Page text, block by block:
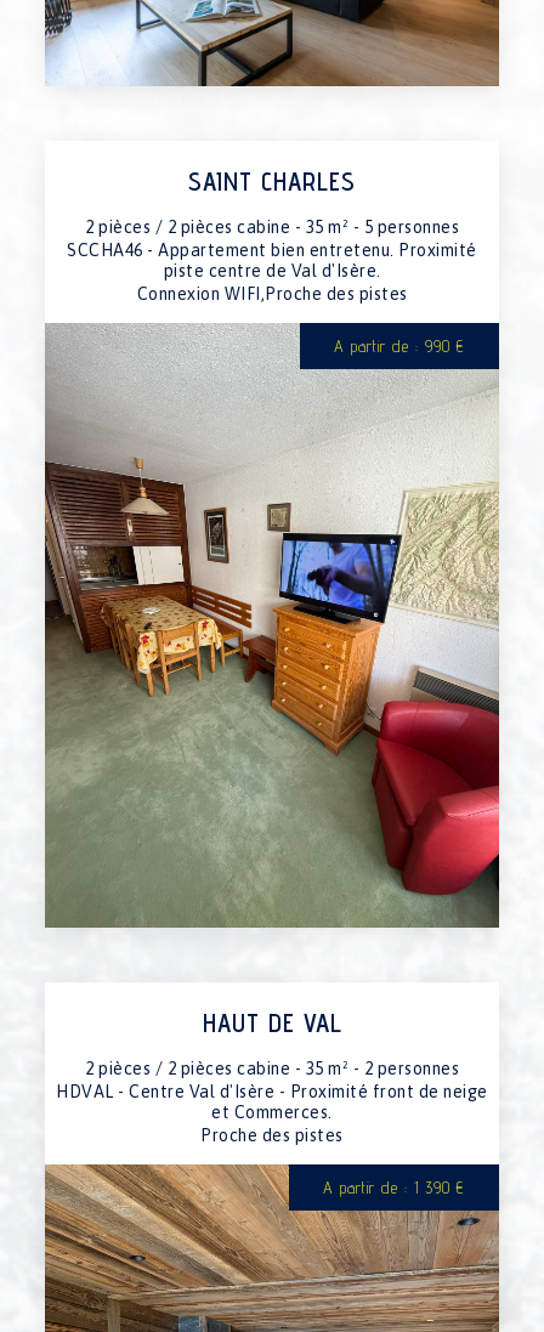
SAINT CHARLES
2 pièces / 2 pièces cabine - 35 m² - 5 personnes
SCCHA46 - Appartement bien entretenu. Proximité
piste centre de Val d'Isère.
Connexion WIFI,Proche des pistes
A partir de : 990 €
HAUT DE VAL
2 pièces / 2 pièces cabine - 35 m² - 2 personnes
HDVAL - Centre Val d'Isère - Proximité front de neige
et Commerces.
Proche des pistes
A partir de : 1 390 €